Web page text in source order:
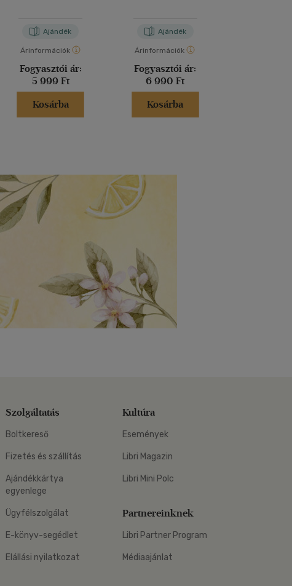
Ajándék
Árinformációk
Fogyasztói ár:
5 999 Ft
Kosárba
Ajándék
Árinformációk
Fogyasztói ár:
6 990 Ft
Kosárba
Szolgáltatás
Boltkereső
Fizetés és szállítás
Ajándékkártya
egyenlege
Ügyfélszolgálat
E-könyv-segédlet
Elállási nyilatkozat
Kultúra
Események
Libri Magazin
Libri Mini Polc
Partnereinknek
Libri Partner Program
Médiaajánlat